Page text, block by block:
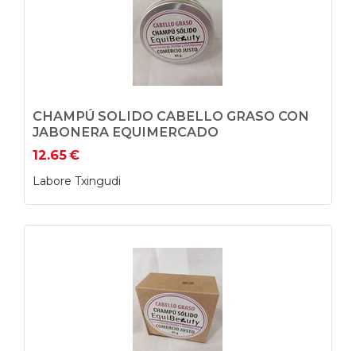
CHAMPÚ SOLIDO CABELLO GRASO CON
JABONERA EQUIMERCADO
12.65€
Labore Txingudi